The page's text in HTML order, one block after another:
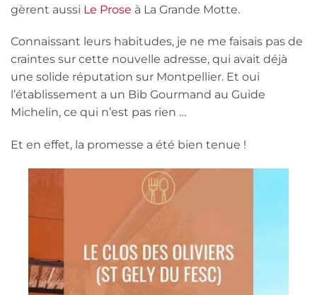
gèrent aussi Le Prose à La Grande Motte.
Connaissant leurs habitudes, je ne me faisais pas de
craintes sur cette nouvelle adresse, qui avait déjà
une solide réputation sur Montpellier. Et oui
l’établissement a un Bib Gourmand au Guide
Michelin, ce qui n’est pas rien …
Et en effet, la promesse a été bien tenue !